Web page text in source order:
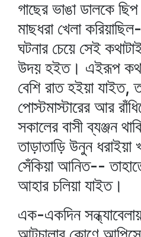
গাছের ভাঙা ডালকে ছিপ
মাছধরা খেলা
ঘটনার চেয়ে সেই
উদয় হইত। এইরূপ
বেশি রাত হইয়া
পোস্টমাস্টারের আর
সকালের বাসী ব্যঞ্জন
তাড়াতাড়ি উনুন ধরাইয়া
সেঁকিয়া আনিত--
আহার চলিয়া যাইত।
এক-একদিন